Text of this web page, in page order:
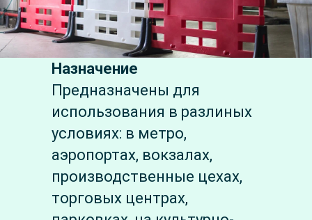
Назначение
Предназначены для
использования в разлиных
условиях: в метро,
аэропортах, вокзалах,
производственные цехах,
торговых центрах,